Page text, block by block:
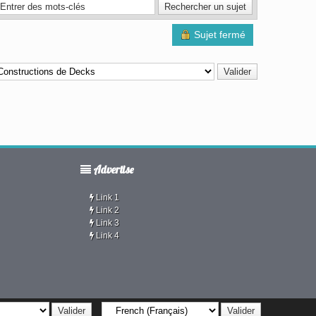
Sujet fermé
Advertise
Link 1
Link 2
Link 3
Link 4